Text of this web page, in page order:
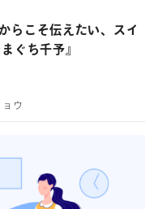
らこそ伝えたい、スイ
ぐち千予』
ウ